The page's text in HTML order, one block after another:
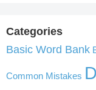
Categories
Basic Word Bank
Common Mistakes